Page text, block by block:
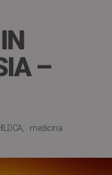
–
medicina